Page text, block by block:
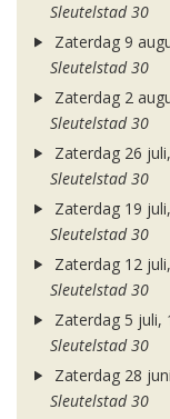
Sleutelstad 30
Zaterdag 9
Sleutelstad 30
Zaterdag 2
Sleutelstad 30
Zaterdag 26
Sleutelstad 30
Zaterdag 19
Sleutelstad 30
Zaterdag 12
Sleutelstad 30
Zaterdag 5 juli,
Sleutelstad 30
Zaterdag 28
Sleutelstad 30